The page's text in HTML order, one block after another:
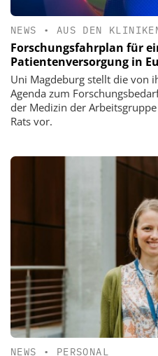
NEWS • AUS DEN
Forschungsfahrplan für
Patientenversorgung in
Uni Magdeburg stellt die von
Agenda zum
der Medizin der
Rats vor.
NEWS • PERSONAL